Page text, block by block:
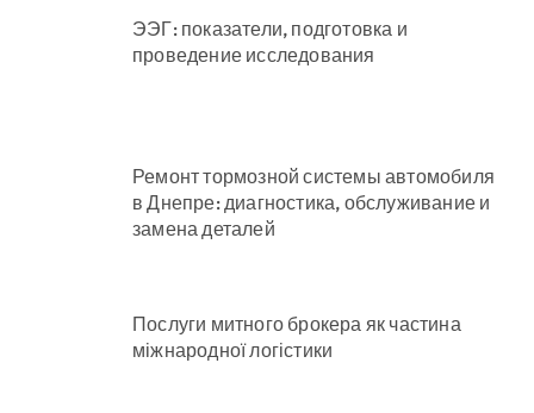
ЭЭГ: показатели, подготовка и
проведение исследования
Ремонт тормозной системы автомобиля
в Днепре: диагностика, обслуживание и
замена деталей
Послуги митного брокера як частина
міжнародної логістики